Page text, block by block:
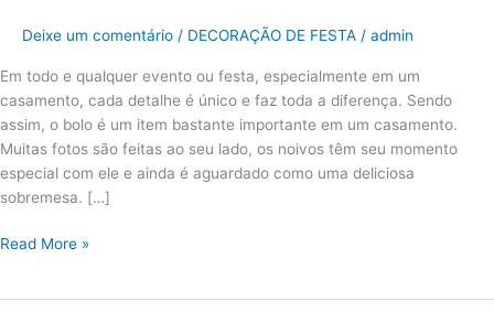
Deixe um comentário / DECORAÇÃO DE FESTA / admin
Em todo e qualquer evento ou festa, especialmente em um
casamento, cada detalhe é único e faz toda a diferença. Sendo
assim, o bolo é um item bastante importante em um casamento.
Muitas fotos são feitas ao seu lado, os noivos têm seu momento
especial com ele e ainda é aguardado como uma deliciosa
sobremesa. […]
Read More »